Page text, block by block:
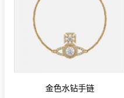
金色水钻手链